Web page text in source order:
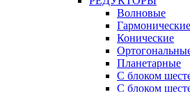
Волновые
Гармонические
Конические
Планетарные
С блоком
С блоком